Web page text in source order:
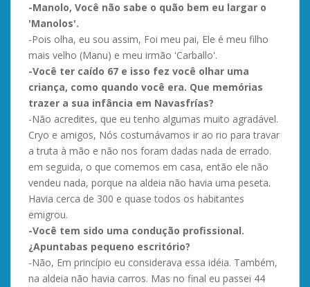
-Manolo, Você não sabe o quão bem eu largar o
'Manolos'.
-Pois olha, eu sou assim, Foi meu pai, Ele é meu filho
mais velho (Manu) e meu irmão 'Carballo'.
-Você ter caído 67 e isso fez você olhar uma
criança, como quando você era. Que memórias
trazer a sua infância em Navasfrías?
-Não acredites, que eu tenho algumas muito agradável.
Cryo e amigos, Nós costumávamos ir ao rio para travar
a truta à mão e não nos foram dadas nada de errado.
em seguida, o que comemos em casa, então ele não
vendeu nada, porque na aldeia não havia uma peseta.
Havia cerca de 300 e quase todos os habitantes
emigrou.
-Você tem sido uma condução profissional.
¿Apuntabas pequeno escritório?
-Não, Em princípio eu considerava essa idéia. Também,
na aldeia não havia carros. Mas no final eu passei 44